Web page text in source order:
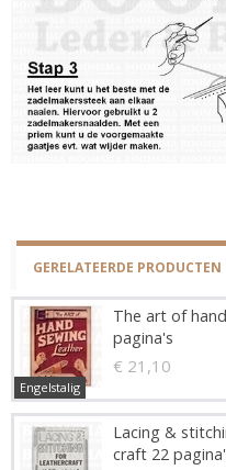
GERELATEERDE PRODUCTEN
The art of
pagina's
€ 21,10
Engelstalig
Lacing &
craft 22